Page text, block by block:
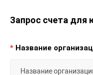
Запрос счета для
* Название